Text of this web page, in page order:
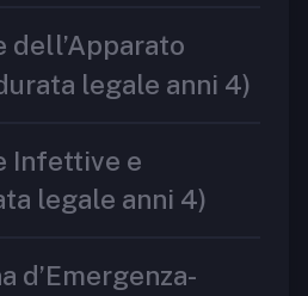
dell’Apparato
legale anni 4)
Infettive e
legale anni 4)
d’Emergenza-